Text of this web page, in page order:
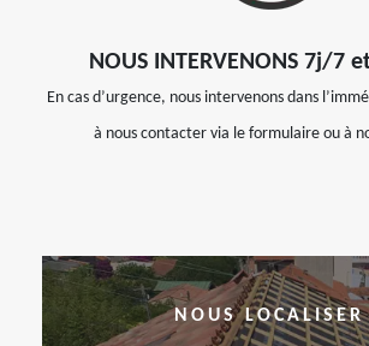
NOUS INTERVENONS 7j/7
En cas d’urgence, nous intervenons dans
à nous contacter via le formulaire ou à
NOUS LOCALISER